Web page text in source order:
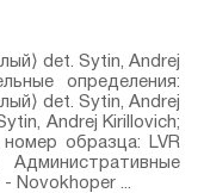
det. Sytin, Andrej
определения:
det. Sytin, Andrej
Andrej Kirillovich;
номер образца: LVR
Novokhoper ...